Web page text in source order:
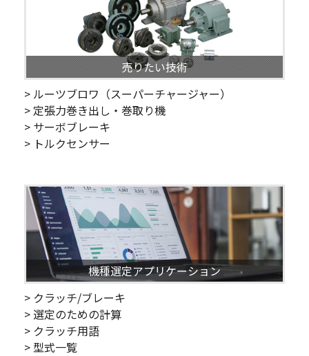
売りたい技術
> ルーツブロワ（スーパーチャージャー）
> 定張力巻き出し・巻取り機
> サーボブレーキ
> トルクセンサー
機種選定アプリケーション
> クラッチ/ブレーキ
> 選定のための計算
> クラッチ用語
> 型式一覧